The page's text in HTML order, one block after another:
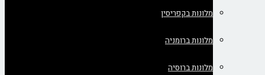
מלונות בקפריסין
מלונות ברומניה
מלונות ברוסיה